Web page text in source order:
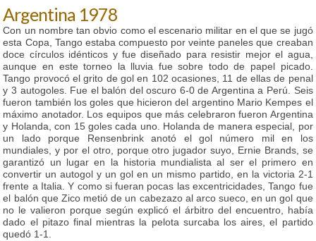
Argentina 1978
Con un nombre tan obvio como el escenario militar en el que se jugó
esta Copa, Tango estaba compuesto por veinte paneles que creaban
doce círculos idénticos y fue diseñado para resistir mejor el agua,
aunque en este torneo la lluvia fue sobre todo de papel picado.
Tango provocó el grito de gol en 102 ocasiones, 11 de ellas de penal
y 3 autogoles. Fue el balón del oscuro 6-0 de Argentina a Perú. Seis
fueron también los goles que hicieron del argentino Mario Kempes el
máximo anotador. Los equipos que más celebraron fueron Argentina
y Holanda, con 15 goles cada uno. Holanda de manera especial, por
un lado porque Rensenbrink anotó el gol número mil en los
mundiales, y por el otro, porque otro jugador suyo, Ernie Brands, se
garantizó un lugar en la historia mundialista al ser el primero en
convertir un autogol y un gol en un mismo partido, en la victoria 2-1
frente a Italia. Y como si fueran pocas las excentricidades, Tango fue
el balón que Zico metió de un cabezazo al arco sueco, en un gol que
no le valieron porque según explicó el árbitro del encuentro, había
dado el pitazo final mientras la pelota surcaba los aires, el partido
quedó 1-1.